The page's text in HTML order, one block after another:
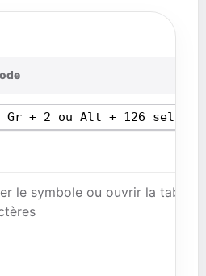
Gr + 2 ou Alt + 126 selon
le symbole ou ouvrir la table